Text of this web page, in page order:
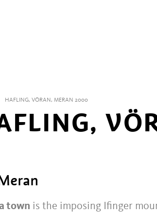
HAFLING, VÖRAN, MERAN 2000
town is the imposing Ifinger